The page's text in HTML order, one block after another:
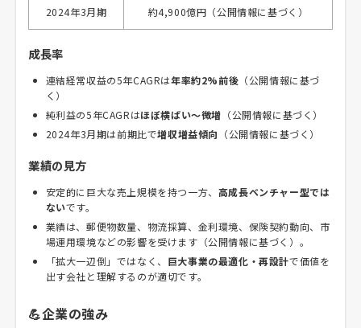
2024年3月期 約4,900億円（公開情報に基づく）
成長率
連結経常収益の5年CAGRは年率約2%前後 （公開情報に基づ
く）
純利益の5年CAGRはほぼ横ばい～微増 （公開情報に基づく）
2024年3月期は前期比で増収増益傾向 （公開情報に基づく）
業績の見方
安定的に巨大な売上規模を持つ一方、 高成長ベンチャー型では
ないです。
業績は、郵便物数量、物流採算、金利環境、保険契約動向、市
場運用環境などの影響を受けます（公開情報に基づく）。
「拡大一辺倒」ではなく、 巨大事業の最適化・再設計で価値を
出す会社と理解するのが適切です。
💪企業の強み